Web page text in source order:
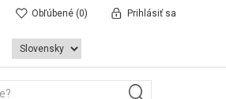
Obľúbené (0) Prihlásiť sa